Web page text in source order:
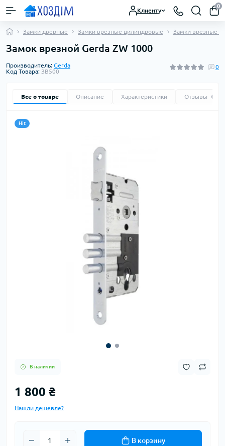
Клиенту
0
Замки дверные Замки врезные цилиндровые Замки врезные
Замок врезной Gerda ZW 1000
Производитель: Gerda
Код Товара: ЗВ500
0
Все о товаре Описание Характеристики Отзывы
Hit
В наличии
1 800 ₴
Нашли дешевле?
В корзину